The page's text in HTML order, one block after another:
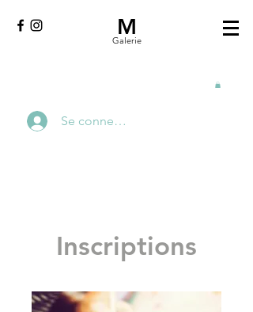
M
Galerie
Se connecter
Inscriptions